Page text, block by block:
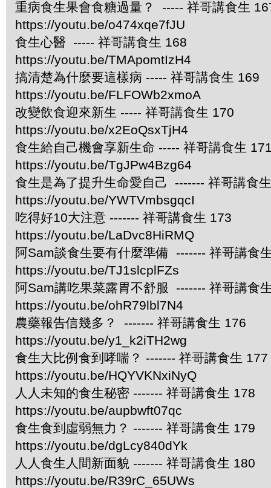
重病食生果會食糖過量？ ----- 祥哥講食生
https://youtu.be/o474xqe7fJU
食生心醫 ----- 祥哥講食生 168
https://youtu.be/TMApomtIzH4
搞清楚為什麼要這樣病 ----- 祥哥講食生 169
https://youtu.be/FLFOWb2xmoA
改變飲食迎來新生 ----- 祥哥講食生 170
https://youtu.be/x2EoQsxTjH4
食生給自己機會享新生命 ----- 祥哥講食生
https://youtu.be/TgJPw4Bzg64
食生是為了提升生命愛自己 ------- 祥哥講食
https://youtu.be/YWTVmbsgqcI
吃得好10大注意 ------- 祥哥講食生 173
https://youtu.be/LaDvc8HiRMQ
阿Sam談食生要有什麼準備 ------- 祥哥講食
https://youtu.be/TJ1slcplFZs
阿Sam講吃果菜露胃不舒服 ------- 祥哥講食
https://youtu.be/ohR79lbl7N4
農藥報告信幾多？ ------- 祥哥講食生 176
https://youtu.be/y1_k2iTH2wg
食生大比例食到哮喘？ ------- 祥哥講食生 177
https://youtu.be/HQYVKNxiNyQ
人人未知的食生秘密 ------- 祥哥講食生 178
https://youtu.be/aupbwft07qc
食生食到虛弱無力？ ------- 祥哥講食生 179
https://youtu.be/dgLcy840dYk
人人食生人間新面貌 ------- 祥哥講食生 180
https://youtu.be/R39rC_65UWs